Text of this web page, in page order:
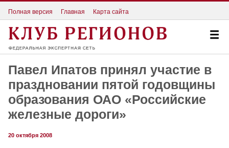
Полная версия Главная Карта сайта
Павел Ипатов принял участие в
праздновании пятой годовщины
образования ОАО «Российские
железные дороги»
20 октября 2008